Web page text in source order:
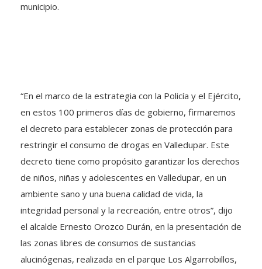
municipio.
“En el marco de la estrategia con la Policía y el Ejército,
en estos 100 primeros días de gobierno, firmaremos
el decreto para establecer zonas de protección para
restringir el consumo de drogas en Valledupar. Este
decreto tiene como propósito garantizar los derechos
de niños, niñas y adolescentes en Valledupar, en un
ambiente sano y una buena calidad de vida, la
integridad personal y la recreación, entre otros”, dijo
el alcalde Ernesto Orozco Durán, en la presentación de
las zonas libres de consumos de sustancias
alucinógenas, realizada en el parque Los Algarrobillos,